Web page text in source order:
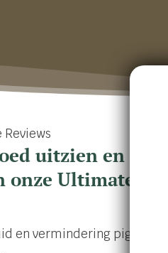
uitzien en je
onze Ultimate
en vermindering pigment